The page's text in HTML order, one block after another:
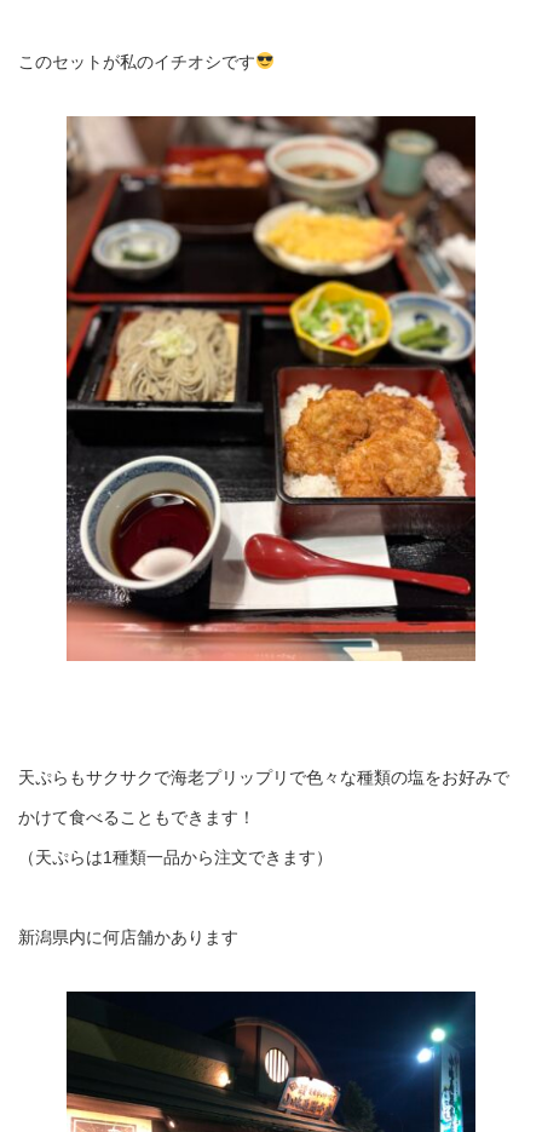
このセットが私のイチオシです
天ぷらもサクサクで海老プリップリで色々な種類の塩をお好みで
かけて食べることもできます！
（天ぷらは1種類一品から注文できます）
新潟県内に何店舗かあります